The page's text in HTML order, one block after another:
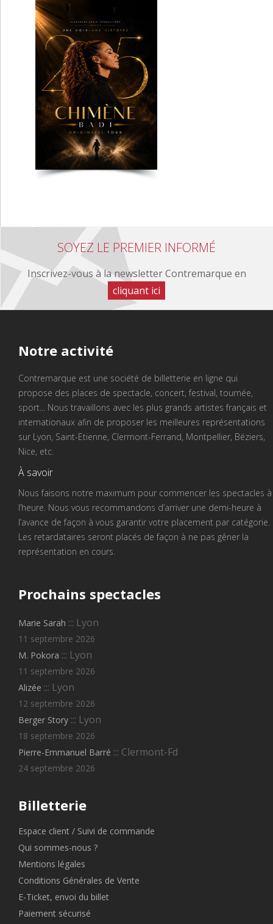
SOYEZ LE PREMIER INFORMÉ
Inscrivez-vous à la newsletter Contremarque en
cliquant ici
Notre activité
Contremarque est une société de billetterie en ligne qui
propose des places de spectacle, concert, festival, tournée,
sport... Nous travaillons avec les plus grands artistes français et
internationaux afin de proposer les meilleures représentations
sur Lyon, Saint-Etienne, Clermont-Ferrand, Montpellier, Béziers,
Nice, etc.
À savoir
Nous faisons notre maximum pour commencer les spectacles à
l’heure. Nous vous recommandons d’arriver une demi-heure à
l’avance de façon à vous garantir votre placement par catégorie.
Les retardataires seront placés de façon à ne pas gêner la
représentation en cours.
Prochains spectacles
Marie Sarah ::: Lyon
11 septembre 2026
M. Pokora ::: Lyon
11 septembre 2026
Alizée ::: Lyon
12 septembre 2026
Berger Story ::: Lyon
18 septembre 2026
Pierre-Emmanuel Barré ::: Clermont-Fd
24 septembre 2026
Billetterie
Espace client / Suivi de commande
Qui sommes-nous ?
Mentions légales
Conditions Générales de Vente
E-Ticket, envoi du billet
Paiement sécurisé